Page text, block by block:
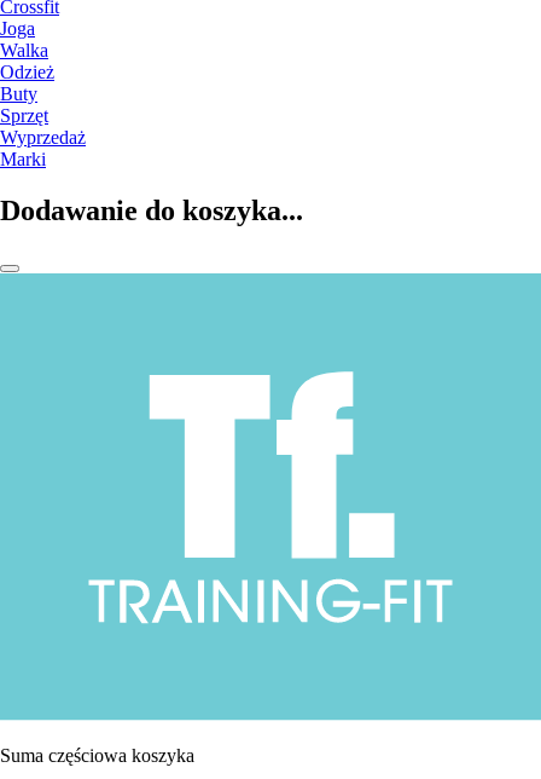
Crossfit
Joga
Walka
Odzież
Buty
Sprzęt
Wyprzedaż
Marki
Dodawanie do koszyka...
Suma częściowa koszyka